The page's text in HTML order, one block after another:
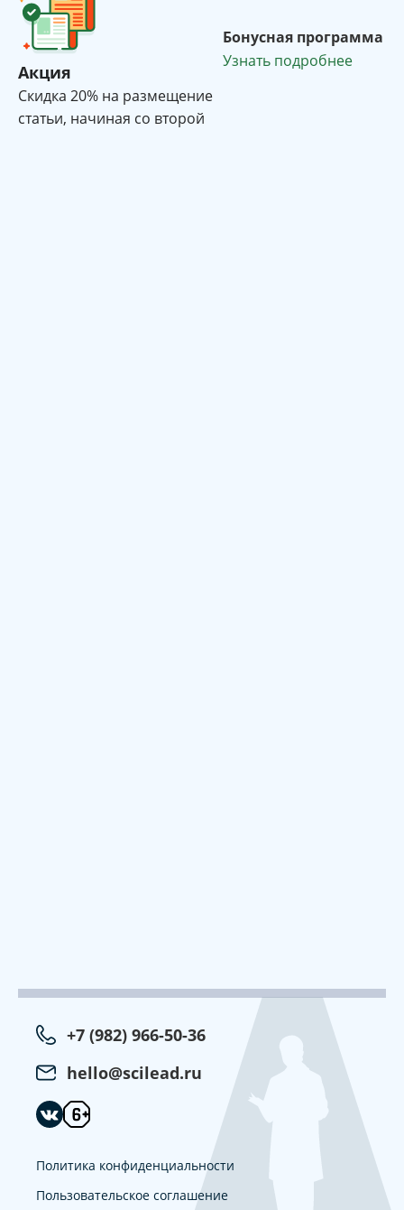
Акция
Cкидка 20% на размещение
статьи, начиная со второй
Бонусная программа
Узнать подробнее
+7 (982) 966-50-36
hello@scilead.ru
Политика конфиденциальности
Пользовательское соглашение